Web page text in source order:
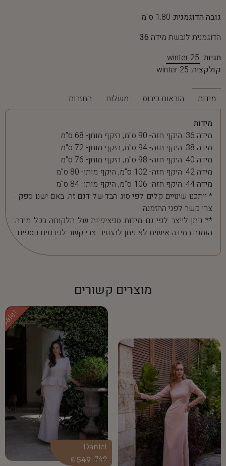
גובה הדוגמנית: 1.80 ס"מ
הדוגמנית לובשת מידה 36
תגיות: winter 25
קולקציה: winter 25
מידות הוראות כיבוס משלוח החזרות
מידות
מידה 36: היקף חזה- 90 ס"מ, היקף מותן- 68 ס"מ
מידה 38: היקף חזה- 94 ס"מ, היקף מותן- 72 ס"מ
מידה 40: היקף חזה- 98 ס"מ, היקף מותן- 76 ס"מ
מידה 42: היקף חזה- 102 ס"מ, היקף מותן- 80 ס"מ
מידה 44: היקף חזה- 106 ס"מ, היקף מותן- 84 ס"מ
* ייתכנו שינויים קלים לפי סוג הבד של דגם זה. באם ישנו ספק -
צרי קשר לפני ההזמנה.
** ניתן לייצר לפי גם מידות ספציפיות של הלקוחה בכל מידה.
הזמנה במידה אישית לא ניתן להחזיר. צרי קשר לפרטים נוספים.
מוצרים קשורים
749
549
₪
Daniel